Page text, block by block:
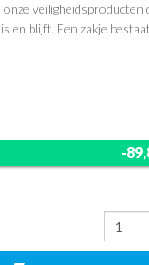
veiligheidsproducten
en blijft. Een zakje
-